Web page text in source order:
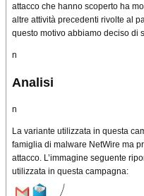
attacco che hanno scoperto ha
altre attività precedenti rivolte al
questo motivo abbiamo deciso di
n
Analisi
n
La variante utilizzata in questa
famiglia di malware NetWire ma
attacco. L’immagine seguente
utilizzata in questa campagna: